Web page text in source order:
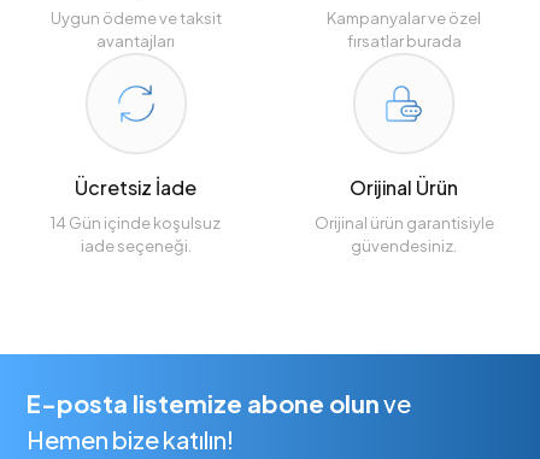
Uygun ödeme ve taksit
avantajları
Kampanyalar ve özel
fırsatlar burada
Ücretsiz İade
14 Gün içinde koşulsuz
iade seçeneği.
Orijinal Ürün
Orijinal ürün garantisiyle
güvendesiniz.
E-posta listemize abone olunve
Hemen bize katılın!